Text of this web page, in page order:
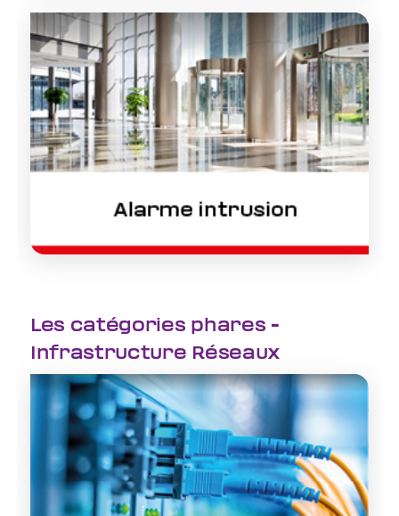
Les catégories phares -
Infrastructure Réseaux